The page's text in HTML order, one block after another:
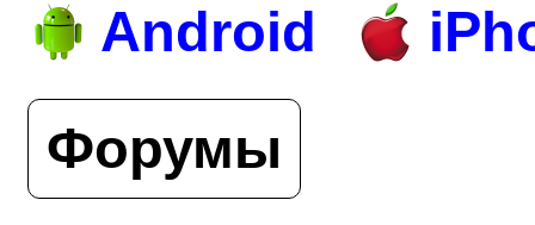
Android
Форумы